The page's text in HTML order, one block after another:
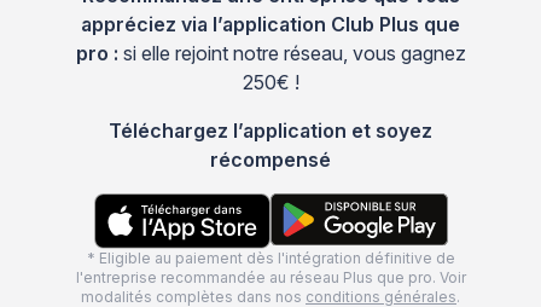
appréciez via l’application Club Plus que
pro : si elle rejoint notre réseau, vous gagnez
250€ !
Téléchargez l’application et soyez
récompensé
* Eligible au paiement dès l'intégration définitive de
l'entreprise recommandée au réseau Plus que pro. Voir
modalités complètes dans nos conditions générales.